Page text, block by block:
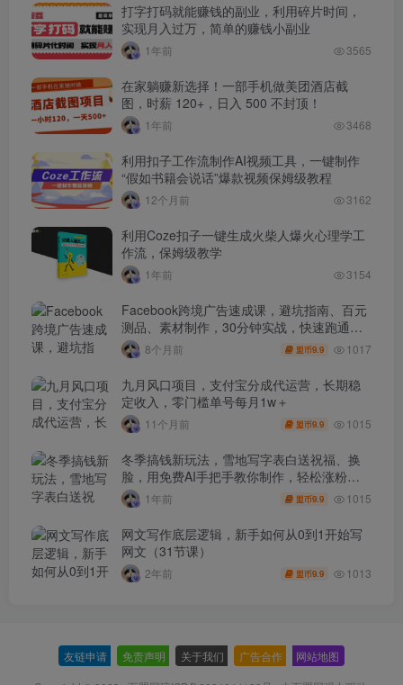
打字打码就能赚钱的副业，利用碎片时间，
实现月入过万，简单的赚钱小副业
1年前 3565
在家躺赚新选择！一部手机做美团酒店截
图，时薪 120+，日入 500 不封顶！
1年前 3468
利用扣子工作流制作AI视频工具，一键制作
“假如书籍会说话”爆款视频保姆级教程
12个月前 3162
利用Coze扣子一键生成火柴人爆火心理学工
作流，保姆级教学
1年前 3154
Facebook跨境广告速成课，避坑指南、百元
测品、素材制作，30分钟实战，快速跑通首
单出单8个月前 盟币9.9 1017
九月风口项目，支付宝分成代运营，长期稳
定收入，零门槛单号每月1w＋
11个月前 盟币9.9 1015
冬季搞钱新玩法，雪地写字表白送祝福、换
脸，用免费AI手把手教你制作，轻松涨粉
3.5w，接单到手软
1年前 盟币9.9 1015
网文写作底层逻辑，新手如何从0到1开始写
网文（31节课）
2年前 盟币9.9 1013
友链申请 免责声明 关于我们 广告合作 网站地图